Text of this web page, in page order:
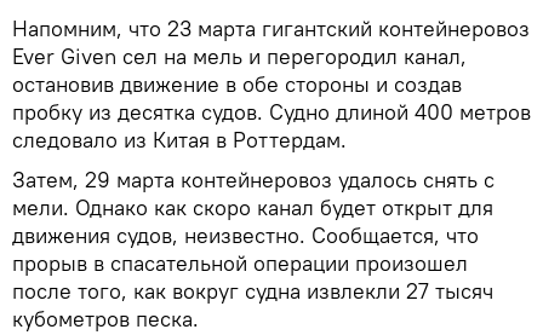
Напомним, что 23 марта гигантский контейнеровоз
Ever Given сел на мель и перегородил канал,
остановив движение в обе стороны и создав
пробку из десятка судов. Судно длиной 400 метров
следовало из Китая в Роттердам.
Затем, 29 марта контейнеровоз удалось снять с
мели. Однако как скоро канал будет открыт для
движения судов, неизвестно. Сообщается, что
прорыв в спасательной операции произошел
после того, как вокруг судна извлекли 27 тысяч
кубометров песка.